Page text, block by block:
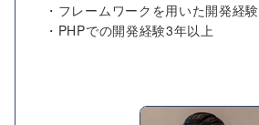
・フレームワークを用いた開発経験
・PHPでの開発経験3年以上